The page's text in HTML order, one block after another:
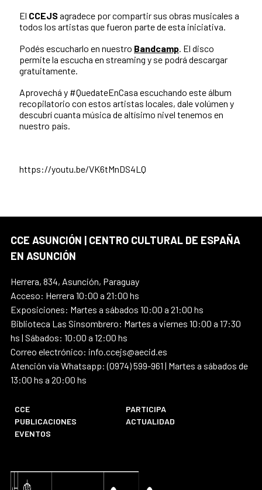
El CCEJSagradece por compartir sus obras musicales a
todos los artistas que fueron parte de esta iniciativa.
Podés escucharlo en nuestro Bandcamp. El disco
permite la escucha en streaming y se podrá descargar
gratuitamente.
Aprovechá y #QuedateEnCasa escuchando este álbum
recopilatorio con estos artistas locales, dale volúmen y
descubrí cuanta música de altísimo nivel tenemos en
nuestro país.
https://youtu.be/VK6tMnDS4LQ
CCE ASUNCIÓN | CENTRO CULTURAL DE ESPAÑA
EN ASUNCIÓN
Herrera, 834, Asunción, Paraguay
Acceso: Herrera 10:00 a 21:00 hs
Exposiciones: Martes a sábados 10:00 a 21:00 hs
Biblioteca Las Sinsombrero: Martes a viernes 10:00 a 17:30
hs | Sábados: 10:00 a 12:00 hs
Correo electrónico: info.ccejs@aecid.es
Atención vía Whatsapp: (0974) 599-961 | Martes a sábados de
13:00 hs a 20:00 hs
CCE
PARTICIPA
PUBLICACIONES
ACTUALIDAD
EVENTOS